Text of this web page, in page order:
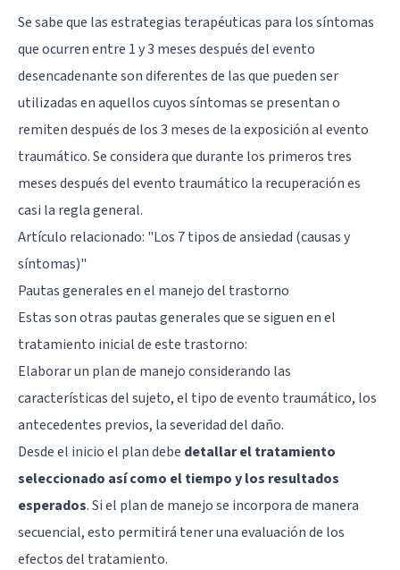
Se sabe que las estrategias terapéuticas para los síntomas
que ocurren entre 1 y 3 meses después del evento
desencadenante son diferentes de las que pueden ser
utilizadas en aquellos cuyos síntomas se presentan o
remiten después de los 3 meses de la exposición al evento
traumático. Se considera que durante los primeros tres
meses después del evento traumático la recuperación es
casi la regla general.
Artículo relacionado: "Los 7 tipos de ansiedad (causas y
síntomas)"
Pautas generales en el manejo del trastorno
Estas son otras pautas generales que se siguen en el
tratamiento inicial de este trastorno:
Elaborar un plan de manejo considerando las
características del sujeto, el tipo de evento traumático, los
antecedentes previos, la severidad del daño.
Desde el inicio el plan debe detallar el tratamiento
seleccionado así como el tiempo y los resultados
esperados. Si el plan de manejo se incorpora de manera
secuencial, esto permitirá tener una evaluación de los
efectos del tratamiento.